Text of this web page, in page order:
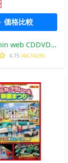
種別A】
価格比較
web CDDVD
Yahoo!店
4.75 (48,742件)